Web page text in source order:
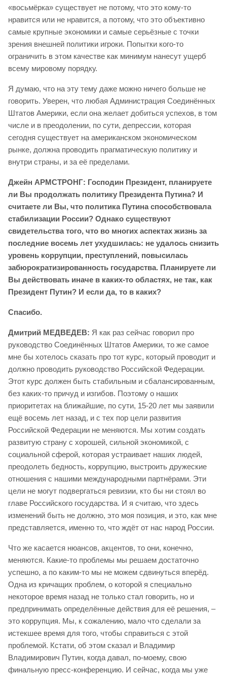
«восьмёрка» существует не потому, что это кому-то
нравится или не нравится, а потому, что это объективно
самые крупные экономики и самые серьёзные с точки
зрения внешней политики игроки. Попытки кого-то
ограничить в этом качестве как минимум нанесут ущерб
всему мировому порядку.
Я думаю, что на эту тему даже можно ничего больше не
говорить. Уверен, что любая Администрация Соединённых
Штатов Америки, если она желает добиться успехов, в том
числе и в преодолении, по сути, депрессии, которая
сегодня существует на американском экономическом
рынке, должна проводить прагматическую политику и
внутри страны, и за её пределами.
Джейн АРМСТРОНГ: Господин Президент, планируете
ли Вы продолжать политику Президента Путина? И
считаете ли Вы, что политика Путина способствовала
стабилизации России? Однако существуют
свидетельства того, что во многих аспектах жизнь за
последние восемь лет ухудшилась: не удалось снизить
уровень коррупции, преступлений, повысилась
забюрократизированность государства. Планируете ли
Вы действовать иначе в каких-то областях, не так, как
Президент Путин? И если да, то в каких?
Спасибо.
Дмитрий МЕДВЕДЕВ: Я как раз сейчас говорил про
руководство Соединённых Штатов Америки, то же самое
мне бы хотелось сказать про тот курс, который проводит и
должно проводить руководство Российской Федерации.
Этот курс должен быть стабильным и сбалансированным,
без каких-то причуд и изгибов. Поэтому о наших
приоритетах на ближайшие, по сути, 15-20 лет мы заявили
ещё восемь лет назад, и с тех пор цели развития
Российской Федерации не меняются. Мы хотим создать
развитую страну с хорошей, сильной экономикой, с
социальной сферой, которая устраивает наших людей,
преодолеть бедность, коррупцию, выстроить дружеские
отношения с нашими международными партнёрами. Эти
цели не могут подвергаться ревизии, кто бы ни стоял во
главе Российского государства. И я считаю, что здесь
изменений быть не должно, это моя позиция, и это, как мне
представляется, именно то, что ждёт от нас народ России.
Что же касается нюансов, акцентов, то они, конечно,
меняются. Какие-то проблемы мы решаем достаточно
успешно, а по каким-то мы не можем сдвинуться вперёд.
Одна из кричащих проблем, о которой я специально
некоторое время назад не только стал говорить, но и
предпринимать определённые действия для её решения, –
это коррупция. Мы, к сожалению, мало что сделали за
истекшее время для того, чтобы справиться с этой
проблемой. Кстати, об этом сказал и Владимир
Владимирович Путин, когда давал, по-моему, свою
финальную пресс-конференцию. И сейчас, когда мы уже